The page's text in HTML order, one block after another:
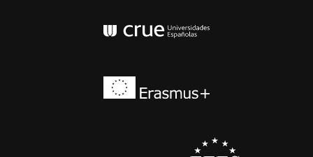
Conferencia de